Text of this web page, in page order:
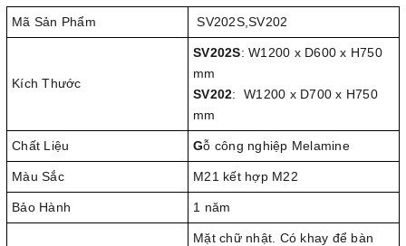
Mã Sản Phẩm SV202S,SV202
Kích Thước
SV202S: W1200 x D600 x H750
mm
SV202: W1200 x D700 x H750
mm
Chất Liệu Gỗ công nghiệp Melamine
Màu Sắc M21 kết hợp M22
Bảo Hành 1 năm
Mặt chữ nhật. Có khay để bàn